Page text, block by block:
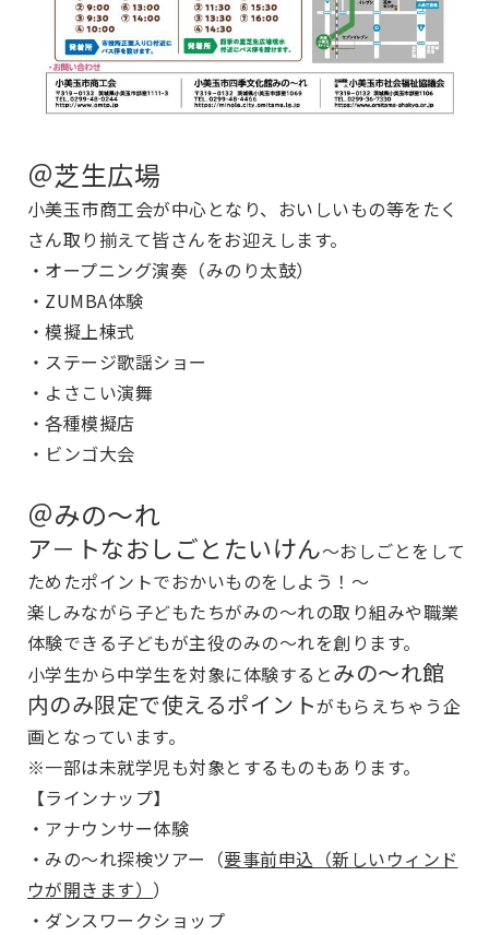
＠芝生広場
小美玉市商工会が中心となり、おいしいもの等をたく
さん取り揃えて皆さんをお迎えします。
・オープニング演奏（みのり太鼓）
・ZUMBA体験
・模擬上棟式
・ステージ歌謡ショー
・よさこい演舞
・各種模擬店
・ビンゴ大会
＠みの～れ
ア－トなおしごとたいけん～おしごとをして
ためたポイントでおかいものをしよう！～
楽しみながら子どもたちがみの～れの取り組みや職業
体験できる子どもが主役のみの～れを創ります。
小学生から中学生を対象に体験するとみの～れ館
内のみ限定で使えるポイントがもらえちゃう企
画となっています。
※一部は未就学児も対象とするものもあります。
【ラインナップ】
・アナウンサー体験
・みの～れ探検ツアー（要事前申込（新しいウィンド
ウが開きます） ）
・ダンスワークショップ